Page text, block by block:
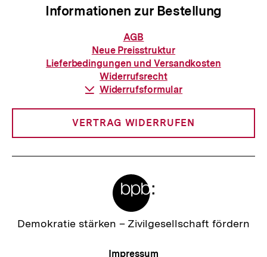
Informationen zur Bestellung
Informationen
zur
Bestellung
AGB
Neue Preisstruktur
Lieferbedingungen und Versandkosten
Widerrufsrecht
Download-
Widerrufsformular
VERTRAG WIDERRUFEN
Zur
Demokratie stärken – Zivilgesellschaft fördern
Meta-
Impressum